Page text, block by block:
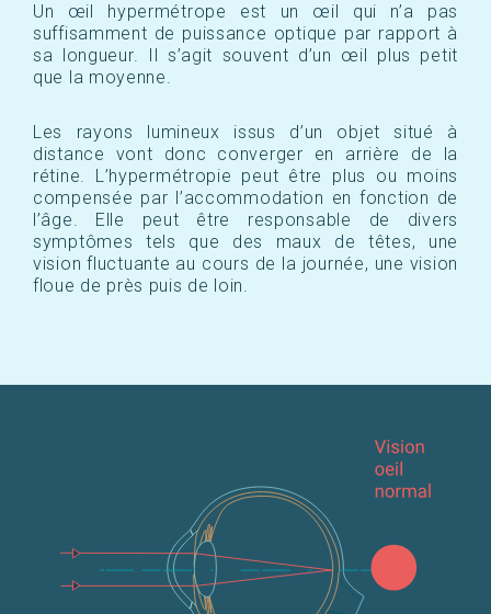
Un œil hypermétrope est un œil qui n’a pas
suffisamment de puissance optique par rapport à
sa longueur. Il s’agit souvent d’un œil plus petit
que la moyenne.
Les rayons lumineux issus d’un objet situé à
distance vont donc converger en arrière de la
rétine. L’hypermétropie peut être plus ou moins
compensée par l’accommodation en fonction de
l’âge. Elle peut être responsable de divers
symptômes tels que des maux de têtes, une
vision fluctuante au cours de la journée, une vision
floue de près puis de loin.